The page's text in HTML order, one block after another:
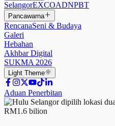
SelangorEXCOADNPBT
Pancawarna
RencanaSeni & Budaya
Galeri
Hebahan
Akhbar Digital
SUKMA 2026
Light Theme
Aduan Penerbitan